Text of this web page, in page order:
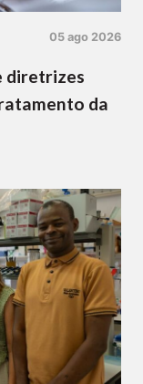
05 ago 2026
diretrizes
da